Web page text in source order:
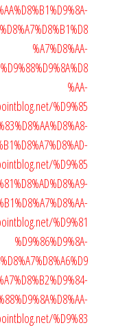
%A7%D8%AA-
%AA-
%D9%85
%D9%85
%D9%81
%D9%86%D9%8A-
%D9%83